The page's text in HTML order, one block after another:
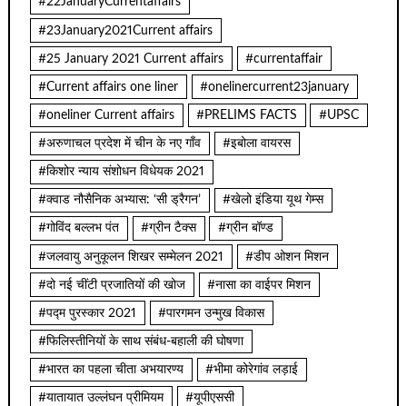
#23January2021Current affairs
#25 January 2021 Current affairs #currentaffair
#Current affairs one liner #onelinercurrent23january
#oneliner Current affairs #PRELIMS FACTS #UPSC
#अरुणाचल प्रदेश में चीन के नए गाँव #इबोला वायरस
#किशोर न्याय संशोधन विधेयक 2021
#क्वाड नौसैनिक अभ्यास: ‘सी ड्रैगन’ #खेलो इंडिया यूथ गेम्स
#गोविंद बल्लभ पंत #ग्रीन टैक्स #ग्रीन बॉण्ड
#जलवायु अनुकूलन शिखर सम्मेलन 2021 #डीप ओशन मिशन
#दो नई चींटी प्रजातियों की खोज #नासा का वाईपर मिशन
#पद्म पुरस्कार 2021 #पारगमन उन्मुख विकास
#फिलिस्तीनियों के साथ संबंध-बहाली की घोषणा
#भारत का पहला चीता अभयारण्य #भीमा कोरेगांव लड़ाई
#यातायात उल्लंघन प्रीमियम #यूपीएससी